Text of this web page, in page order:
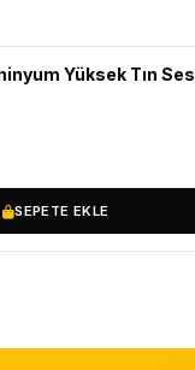
Yüksek Tın Ses
SEPETE EKLE